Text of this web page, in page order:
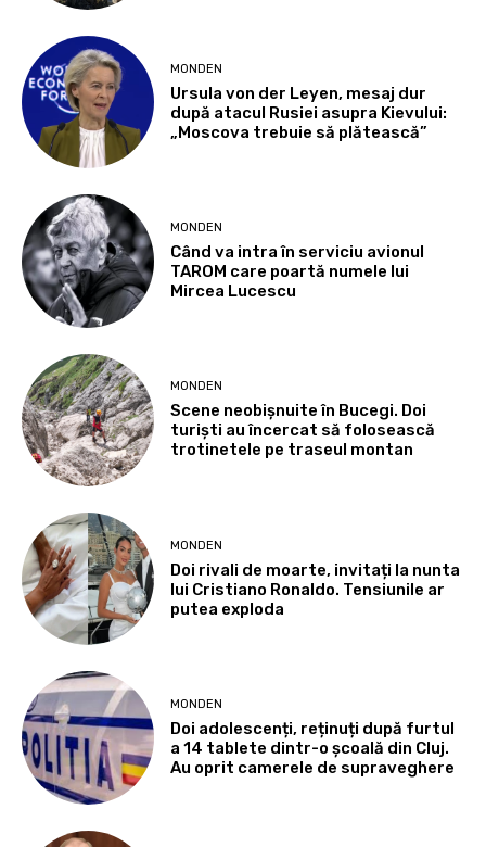
MONDEN
Ursula von der Leyen, mesaj dur
după atacul Rusiei asupra Kievului:
„Moscova trebuie să plătească”
MONDEN
Când va intra în serviciu avionul
TAROM care poartă numele lui
Mircea Lucescu
MONDEN
Scene neobișnuite în Bucegi. Doi
turiști au încercat să folosească
trotinetele pe traseul montan
MONDEN
Doi rivali de moarte, invitați la nunta
lui Cristiano Ronaldo. Tensiunile ar
putea exploda
MONDEN
Doi adolescenți, reținuți după furtul
a 14 tablete dintr-o școală din Cluj.
Au oprit camerele de supraveghere